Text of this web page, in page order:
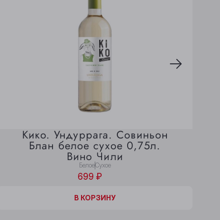
Кико. Ундуррага. Совиньон
Блан белое сухое 0,75л.
Вино Чили
БелоеСухое
699 ₽
В КОРЗИНУ
В КОРЗИНЕ